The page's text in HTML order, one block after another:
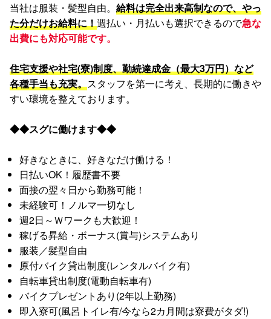
当社は服装・髪型自由。 給料は完全出来高制なので、やっ
た分だけお給料に！週払い・月払いも選択できるので急な
出費にも対応可能です。
住宅支援や社宅(寮)制度、勤続達成金（最大3万円）など
各種手当も充実。スタッフを第一に考え、長期的に働きや
すい環境を整えております。
◆◆スグに働けます◆◆
好きなときに、好きなだけ働ける！
日払いOK！履歴書不要
面接の翌々日から勤務可能！
未経験可！ノルマ一切なし
週2日～Ｗワークも大歓迎！
稼げる昇給・ボーナス(賞与)システムあり
服装／髪型自由
原付バイク貸出制度(レンタルバイク有)
自転車貸出制度(電動自転車有)
バイクプレゼントあり(2年以上勤務)
即入寮可(風呂トイレ有/今なら2カ月間は寮費がタダ!)